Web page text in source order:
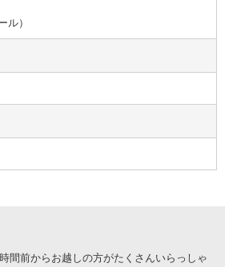
ル）
間前からお越しの方がたくさんいらっしゃ